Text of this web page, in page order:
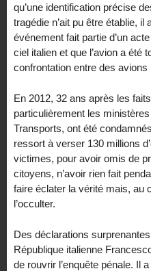
qu’une identification précise
tragédie n’ait pu être établie,
événement fait partie d’un
ciel italien et que l’avion a été
confrontation entre des avions
En 2012, 32 ans après les
particulièrement les
Transports, ont été
ressort à verser 130 millions
victimes, pour avoir omis de
citoyens, n’avoir rien fait
faire éclater la vérité mais, au
l’occulter.
Des déclarations
République italienne
de rouvrir l’enquête pénale. Il